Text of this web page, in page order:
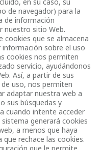
de navegador) para la
de información
nuestro sitio Web.
cookies que se almacena
sobre el uso
cookies nos permiten
servicio, ayudándonos
Así, a partir de sus
uso, nos permiten
adaptar nuestra web a
sus búsquedas y
cuando intente acceder
generará cookies
a menos que haya
rechace las cookies.